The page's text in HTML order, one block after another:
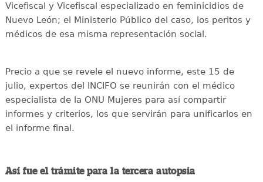
Vicefiscal y Vicefiscal especializado en feminicidios de
Nuevo León; el Ministerio Público del caso, los peritos y
médicos de esa misma representación social.
Precio a que se revele el nuevo informe, este 15 de
julio, expertos del INCIFO se reunirán con el médico
especialista de la ONU Mujeres para así compartir
informes y criterios, los que servirán para unificarlos en
el informe final.
Así fue el trámite para la tercera autopsia